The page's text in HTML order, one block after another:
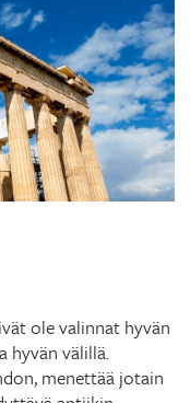
ole valinnat hyvän
hyvän välillä.
menettää jotain